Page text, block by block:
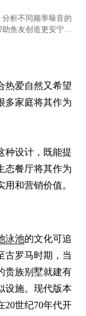
析不同频率噪音的
鱼友创造更安宁的
热爱自然又希望
多家庭将其作为
种设计，既能提
态餐厅将其作为
和营销价值。
泳池的文化可追
古罗马时期，当
贵族别墅就建有
设施。现代版本
20世纪70年代开